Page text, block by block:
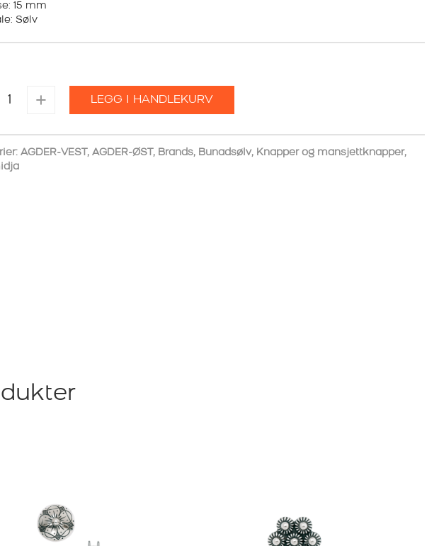
15 mm
Sølv
+ LEGG I HANDLEKURV
AGDER-VEST , AGDER-ØST , Brands, Bunadsølv, Knapper og mansjettknapper,